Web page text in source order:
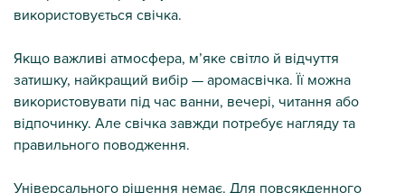
використовується свічка.
Якщо важливі атмосфера, м’яке світло й відчуття
затишку, найкращий вибір — аромасвічка. Її можна
використовувати під час ванни, вечері, читання або
відпочинку. Але свічка завжди потребує нагляду та
правильного поводження.
Універсального рішення немає. Для повсякденного